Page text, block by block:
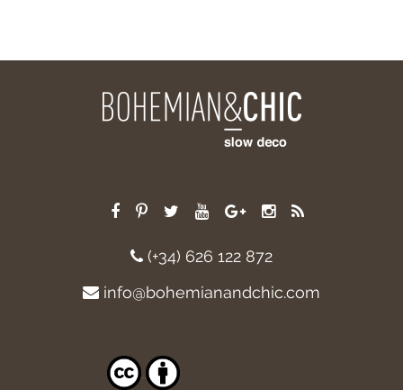
(+34) 626 122 872
info@bohemianandchic.com